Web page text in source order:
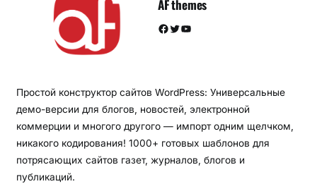
AF themes
Facebook Twitter YouTube
Простой конструктор сайтов WordPress: Универсальные
демо-версии для блогов, новостей, электронной
коммерции и многого другого — импорт одним щелчком,
никакого кодирования! 1000+ готовых шаблонов для
потрясающих сайтов газет, журналов, блогов и
публикаций.